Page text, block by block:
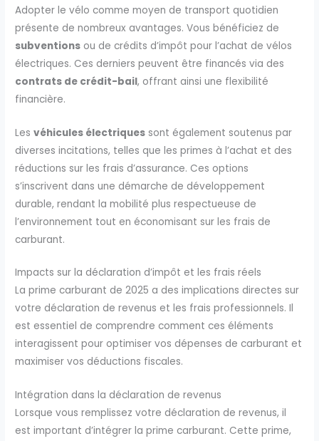
Adopter le vélo comme moyen de transport quotidien
présente de nombreux avantages. Vous bénéficiez de
subventions ou de crédits d’impôt pour l’achat de vélos
électriques. Ces derniers peuvent être financés via des
contrats de crédit-bail, offrant ainsi une flexibilité
financière.
Lesvéhicules électriques sont également soutenus par
diverses incitations, telles que les primes à l’achat et des
réductions sur les frais d’assurance. Ces options
s’inscrivent dans une démarche de développement
durable, rendant la mobilité plus respectueuse de
l’environnement tout en économisant sur les frais de
carburant.
Impacts sur la déclaration d’impôt et les frais réels
La prime carburant de 2025 a des implications directes sur
votre déclaration de revenus et les frais professionnels. Il
est essentiel de comprendre comment ces éléments
interagissent pour optimiser vos dépenses de carburant et
maximiser vos déductions fiscales.
Intégration dans la déclaration de revenus
Lorsque vous remplissez votre déclaration de revenus, il
est important d’intégrer la prime carburant. Cette prime,